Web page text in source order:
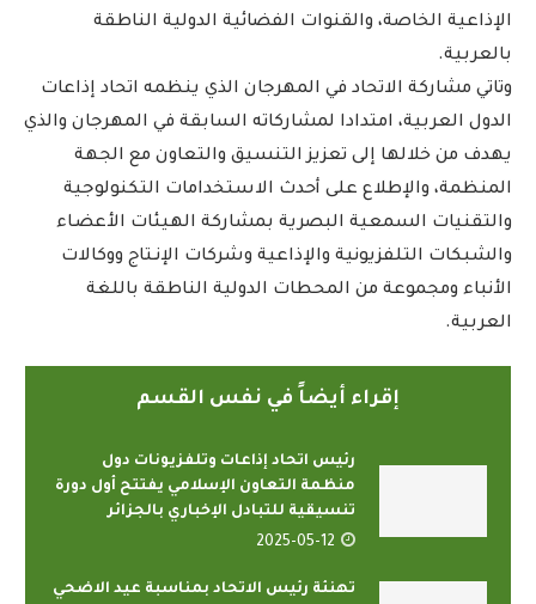
الإذاعية الخاصة، والقنوات الفضائية الدولية الناطقة
بالعربية.
وتاتي مشاركة الاتحاد في المهرجان الذي ينظمه اتحاد إذاعات
الدول العربية، امتدادا لمشاركاته السابقة في المهرجان والذي
يهدف من خلالها إلى تعزيز التنسيق والتعاون مع الجهة
المنظمة، والإطلاع على أحدث الاستخدامات التكنولوجية
والتقنيات السمعية البصرية بمشاركة الهيئات الأعضـاء
والشبكات التلفزيونية والإذاعية وشركات الإنـتاج ووكالات
الأنباء ومجموعة من المحطات الدولية الناطقة باللغة
العربية.
إقراء أيضاً في نفس القسم
رئيس اتحاد إذاعات وتلفزيونات دول
منظمة التعاون الإسلامي يفتتح أول دورة
تنسيقية للتبادل الإخباري بالجزائر
2025-05-12
تهنئة رئيس الاتحاد بمناسبة عيد الاضحي